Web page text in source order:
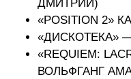
ДМИТРИЙ)
«POSITION 2»
«ДИСКОТЕКА» —
«REQUIEM:
ВОЛЬФГАНГ